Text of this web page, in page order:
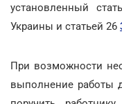
установленный
Украины и статьей 26
При возможности
выполнение работы